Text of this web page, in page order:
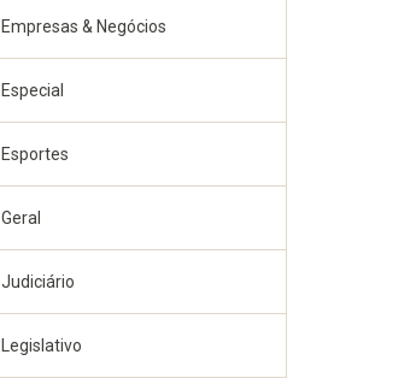
Empresas & Negócios
Especial
Esportes
Geral
Judiciário
Legislativo